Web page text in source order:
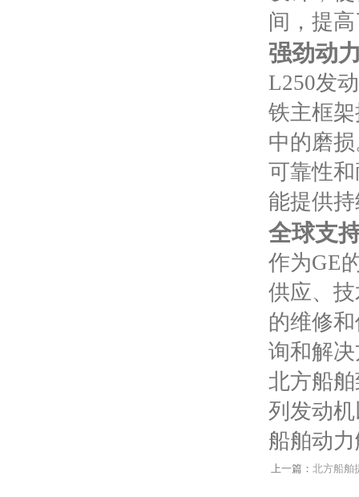
间，提
强劲动
L250发
铁主框
中的磨
可靠性
能提供
全球支
作为GE
供应、
的维修
询和解
北方船
列发动
船舶动
上一篇： 北方船舶